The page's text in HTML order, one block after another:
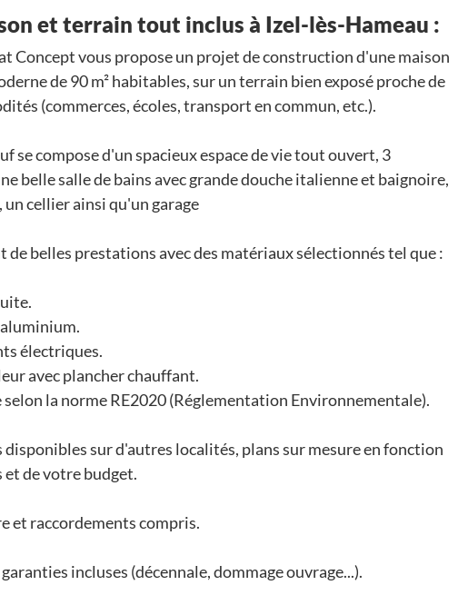
et terrain tout inclus à Izel-lès-Hameau :
Concept vous propose un projet de construction d'une maison
de 90 m² habitables, sur un terrain bien exposé proche de
(commerces, écoles, transport en commun, etc.).
se compose d'un spacieux espace de vie tout ouvert, 3
belle salle de bains avec grande douche italienne et baignoire,
un cellier ainsi qu'un garage
de belles prestations avec des matériaux sélectionnés tel que :
électriques.
avec plancher chauffant.
la norme RE2020 (Réglementation Environnementale).
sur d'autres localités, plans sur mesure en fonction
et de votre budget.
et raccordements compris.
incluses (décennale, dommage ouvrage...).